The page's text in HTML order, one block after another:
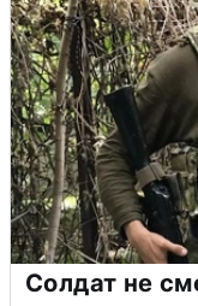
Солдат не